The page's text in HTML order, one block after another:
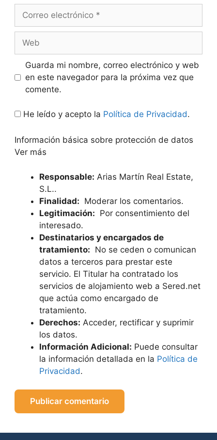
Correo
Web
Guarda mi nombre, correo electrónico y web
en este navegador para la próxima vez que
comente.
He leído y acepto la Política de Privacidad.
Información básica sobre protección de datos
Ver más
Responsable: Arias Martín Real Estate,
S.L..
Finalidad: Moderar los comentarios.
Legitimación: Por consentimiento del
interesado.
Destinatarios y encargados de
tratamiento: No se ceden o comunican
datos a terceros para prestar este
servicio. El Titular ha contratado los
servicios de alojamiento web a Sered.net
que actúa como encargado de
tratamiento.
Derechos: Acceder, rectificar y suprimir
los datos.
Información Adicional: Puede consultar
la información detallada en la Política de
Privacidad.